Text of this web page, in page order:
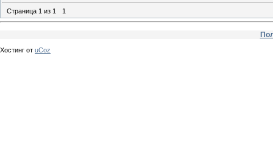
Страница 1 из 1 1
Хостинг от uCoz